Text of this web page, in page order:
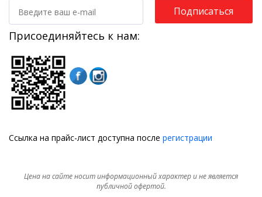
Подписаться
Присоединяйтесь к нам:
Ссылка на прайс-лист доступна после регистрации
Цена на сайте носит информационный характер и не является
публичной офертой.